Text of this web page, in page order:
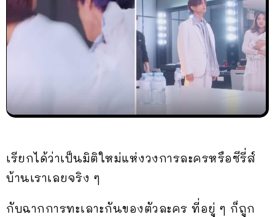
เรียกได้ว่าเป็นมิติใหม่แห่งวงการละครหรือซีรี่ส์
บ้านเราเลยจริง ๆ
กับฉากการทะเลาะกันของตัวละคร ที่อยู่ ๆ ก็ถูก